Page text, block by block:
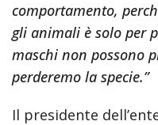
comportamento,
gli animali è solo per
maschi non possono
perderemo la specie.”
Il presidente